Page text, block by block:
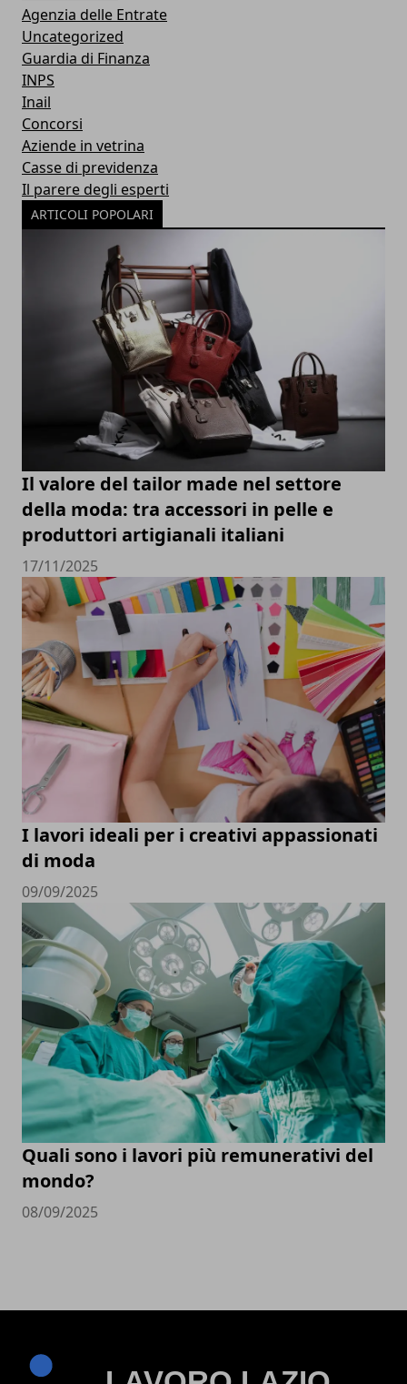
Agenzia delle Entrate
Uncategorized
Guardia di Finanza
INPS
Inail
Concorsi
Aziende in vetrina
Casse di previdenza
Il parere degli esperti
ARTICOLI POPOLARI
Il valore del tailor made nel settore
della moda: tra accessori in pelle e
produttori artigianali italiani
17/11/2025
I lavori ideali per i creativi appassionati
di moda
09/09/2025
Quali sono i lavori più remunerativi del
mondo?
08/09/2025